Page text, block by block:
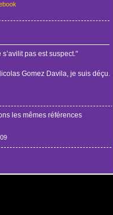
pas est suspect."
Gomez Davila, je suis déçu.
les mêmes références